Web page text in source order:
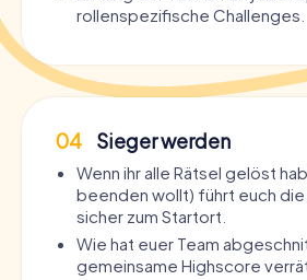
rollenspezifische Challenges.
04 Sieger werden
Wenn ihr alle Rätsel gelöst
beenden wollt) führt euch
sicher zum Startort.
Wie hat euer Team
gemeinsame Highscore